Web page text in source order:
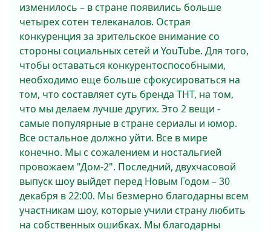
изменилось – в стране появились больше
четырех сотен телеканалов. Острая
конкуренция за зрительское внимание со
стороны социальных сетей и YouTube. Для того,
чтобы оставаться конкурентоспособными,
необходимо еще больше сфокусироваться на
том, что составляет суть бренда ТНТ, на том,
что мы делаем лучше других. Это 2 вещи -
самые популярные в стране сериалы и юмор.
Все остальное должно уйти. Все в мире
конечно. Мы с сожалением и ностальгией
провожаем "Дом-2". Последний, двухчасовой
выпуск шоу выйдет перед Новым Годом – 30
декабря в 22:00. Мы безмерно благодарны всем
участникам шоу, которые учили страну любить
на собственных ошибках. Мы благодарны